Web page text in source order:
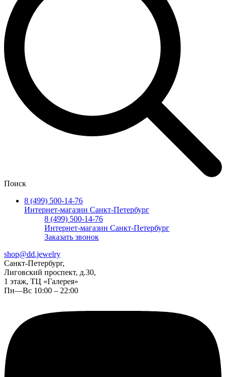
Поиск
8 (499) 500-14-76
Интернет-магазин Санкт-Петербург
8 (499) 500-14-76
Интернет-магазин Санкт-Петербург
Заказать звонок
shop@dd.jewelry
Санкт-Петербург,
Лиговский проспект, д.30,
1 этаж, ТЦ «Галерея»
Пн—Вс 10:00 – 22:00